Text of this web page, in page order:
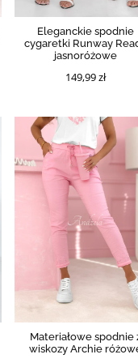
Eleganckie spodnie
cygaretki Runway
jasnoróżowe
149,99 zł
Materiałowe spodnie
wiskozy Archie